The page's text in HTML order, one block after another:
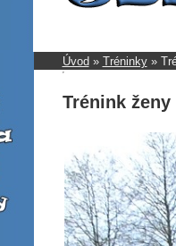
Úvod » Tréninky»
Trénink ženy